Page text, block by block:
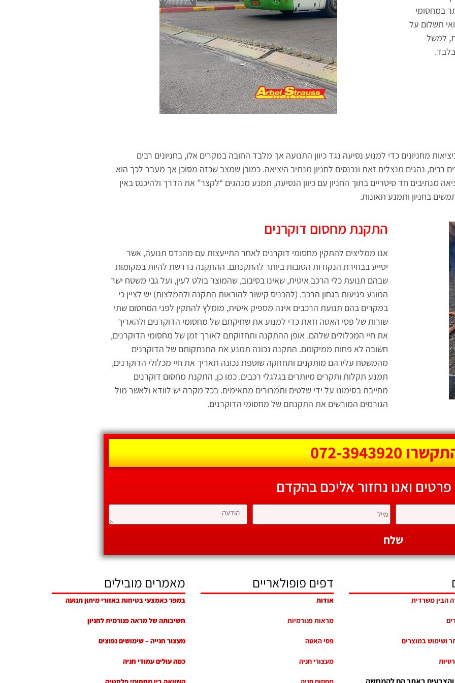
במחסומי
ואי תשלום על
למשל
מחניונים כדי למנוע נסיעה נגד כיוון התנועה אך מלבד החובה במקרים אלו, בחניונים רבים
רבים, נהגים מנצלים זאת ונכנסים לחניון מנתיב היציאה. כמובן שמצב שכזה מסוכן אך מעבר לכך הוא
מנתיבים חד סיטריים בתוך החניון עם כיוון הנסיעה, תמנע מנהגים “לקצר” את הדרך ולהיכנס באין
בחניון ותמנע תאונות.
התקנת מחסום דוקרנים
אנו ממליצים להתקין מחסומי דוקרנים לאחר התייעצות עם מהנדס תנועה, אשר
יסייע בבחירת הנקודות הטובות ביותר להתקנתם. ההתקנה נדרשת להיות במקומות
שבהם תנועת כלי הרכב איטית, שאינו בסיבוב, שהמוצר בולט לעין, ועל גבי משטח ישר
המונע פגיעות בגחון הרכב. (להכניס קישור להוראות התקנה ולהמלצות) יש לציין כי
במקרים בהם תנועת הרכבים אינה מספיק איטית, מומלץ להתקין לפני המחסום שתי
שורות של פסי האטה וזאת כדי למנוע את שחיקתם של מחסומי הדוקרנים ולהאריך
את חיי המכלולים שלהם. אופן ההתקנה ותחזוקתם לאורך זמן של מחסומי הדוקרנים,
חשובה לא פחות ממיקומם. התקנה נכונה תמנע את התנתקותם של הדוקרנים
מהמשטח עליו הם מותקנים ותחזוקה שוטפת נכונה תאריך את חיי מכלולי הדוקרנים,
תמנע תקלות ותקרים מיותרים בגלגלי רכבים. כמו כן, התקנת מחסום דוקרנים
מחייבת בסימונו על ידי שלטים ותמרורים מתאימים. בכל מקרה יש לוודא ולאשר מול
הגורמים המורשים את התקנתם של מחסומי הדוקרנים.
072-3943920
פרטים ואנו נחזור אליכם בהקדם
שלח
הבין משרדית
ושימוש במוצרים
דפים פופולאריים
אודות
מראות פנורמיות
פסי האטה
מעצורי חניה
מאמרים מובילים
במפר כאמצעי בטיחות באזורי מיתון תנועה
חשיבותה של מראה פנורמית לחניון
מעצור חנייה – שימושים נפוצים
כמה עולים עמודי חניה